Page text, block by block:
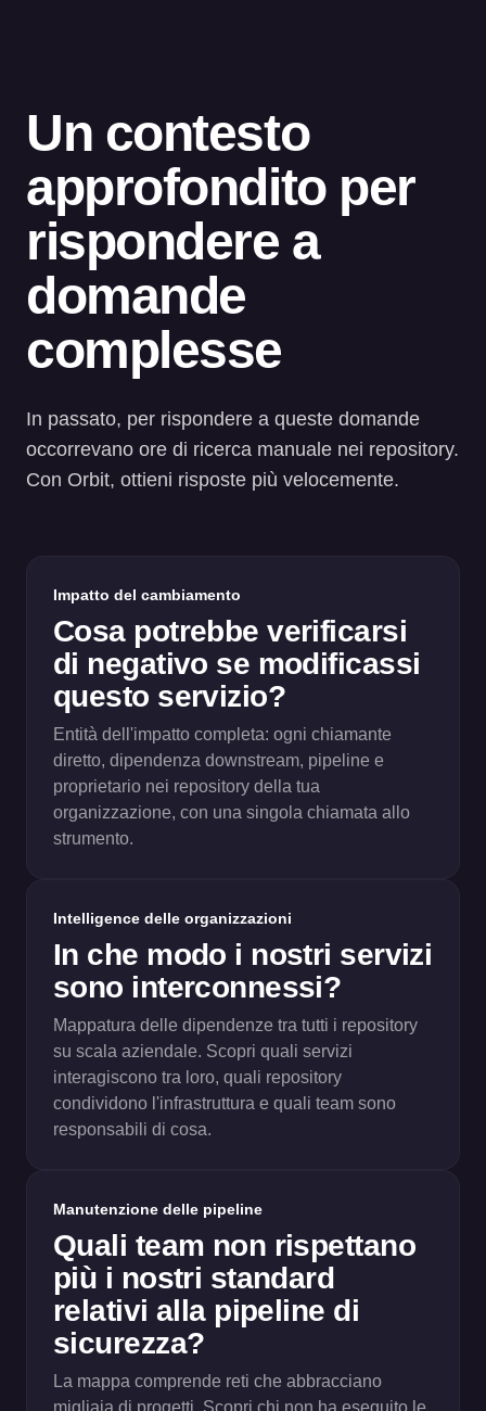
Un contesto
approfondito per
rispondere a
domande
complesse
In passato, per rispondere a queste domande
occorrevano ore di ricerca manuale nei repository.
Con Orbit, ottieni risposte più velocemente.
Impatto del cambiamento
Cosa potrebbe verificarsi
di negativo se modificassi
questo servizio?
Entità dell'impatto completa: ogni chiamante
diretto, dipendenza downstream, pipeline e
proprietario nei repository della tua
organizzazione, con una singola chiamata allo
strumento.
Intelligence delle organizzazioni
In che modo i nostri servizi
sono interconnessi?
Mappatura delle dipendenze tra tutti i repository
su scala aziendale. Scopri quali servizi
interagiscono tra loro, quali repository
condividono l'infrastruttura e quali team sono
responsabili di cosa.
Manutenzione delle pipeline
Quali team non rispettano
più i nostri standard
relativi alla pipeline di
sicurezza?
La mappa comprende reti che abbracciano